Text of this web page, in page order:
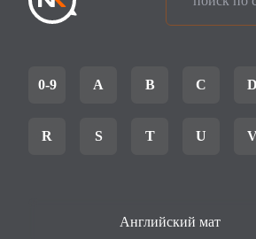
0-9 A B C D
R S T U
Английский мат